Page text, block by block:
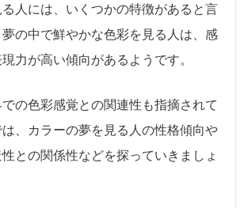
人には、いくつかの特徴があると言
の中で鮮やかな色彩を見る人は、感
力が高い傾向があるようです。
の色彩感覚との関連性も指摘されて
、カラーの夢を見る人の性格傾向や
との関係性などを探っていきましょ